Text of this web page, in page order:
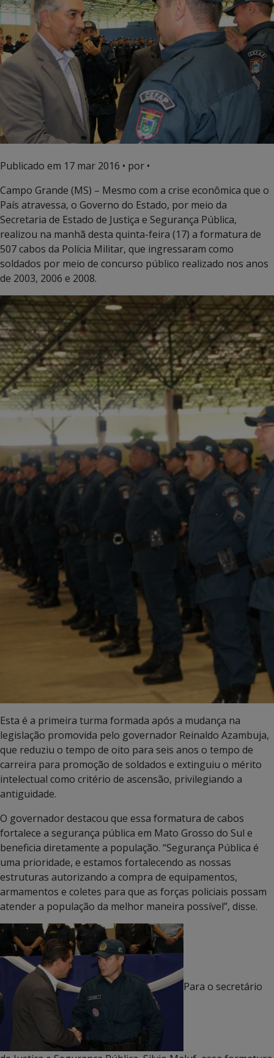
Publicado em 17 mar 2016 • por •
Campo Grande (MS) – Mesmo com a crise econômica que o
País atravessa, o Governo do Estado, por meio da
Secretaria de Estado de Justiça e Segurança Pública,
realizou na manhã desta quinta-feira (17) a formatura de
507 cabos da Polícia Militar, que ingressaram como
soldados por meio de concurso público realizado nos anos
de 2003, 2006 e 2008.
Esta é a primeira turma formada após a mudança na
legislação promovida pelo governador Reinaldo Azambuja,
que reduziu o tempo de oito para seis anos o tempo de
carreira para promoção de soldados e extinguiu o mérito
intelectual como critério de ascensão, privilegiando a
antiguidade.
O governador destacou que essa formatura de cabos
fortalece a segurança pública em Mato Grosso do Sul e
beneficia diretamente a população. “Segurança Pública é
uma prioridade, e estamos fortalecendo as nossas
estruturas autorizando a compra de equipamentos,
armamentos e coletes para que as forças policiais possam
atender a população da melhor maneira possível”, disse.
Para o secretário